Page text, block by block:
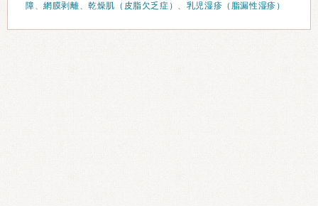
障、網膜剥離、乾燥肌（皮脂欠乏症） 、 乳児湿疹（脂漏性湿疹）